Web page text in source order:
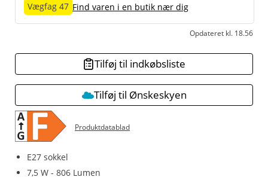
Produktdatablad
E27 sokkel
7,5 W - 806 Lumen
Vægfag 47 Find varen i en butik nær dig
Opdateret kl. 18.56
Tilføj til indkøbsliste
Tilføj til Ønskeskyen